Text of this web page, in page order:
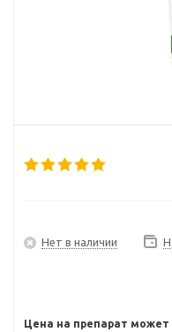
Нет в наличии
Цена на препарат может